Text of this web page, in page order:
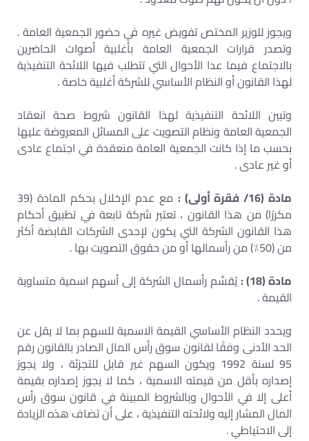
ويجوز للوزير المختص تفويض غيره في حضور الجمعية العامة .
وتصدر قرارات الجمعية العامة بأغلبية أصوات الحاضرين
بالاجتماع فيما عدا الأحوال التي تتطلب فيها اللائحة التنفيذية
لهذا القانون أو النظام الأساسي للشركة أغلبية خاصة .
وتبين اللائحة التنفيذية لهذا القانون شروط صحة انعقاد
الجمعية العامة ونظام التصويت على المسائل المعروضة عليها
بحسب ما إذا كانت الجمعية العامة منعقدة في اجتماع عادى
أو غير عادى .
مادة (16/ فقرة أولى) :
مع عدم الإخلال بحكم المادة (39
مكررًا) من هذا القانون ، تعتبر شركة تابعة في تطبيق أحكام
هذا القانون الشركة التي يكون لإحدى الشركات القابضة أكثر
من (50٪) من رأسمالها أو من حقوق التصويت بها .
مادة (18) :
يُقسَّم رأسمال الشركة إلى أسهم اسمية متساوية
القيمة .
ويحدد النظام الأساسي القيمة الاسمية للسهم بما لا يقل عن
الحد الأدنى وفقًا لقانون سوق رأس المال الصادر بالقانون رقم
95 لسنة 1992 ويكون السهم غير قابل للتجزئة ، ولا يجوز
إصداره بأقل من قيمته الاسمية ، كما لا يجوز إصداره بقيمة
أعلى إلا في الأحوال وبالشروط المبينة في قانون سوق رأس
المال المشار إليه ولائحته التنفيذية ، على أن تضاف هذه الزيادة
إلى الاحتياطي .